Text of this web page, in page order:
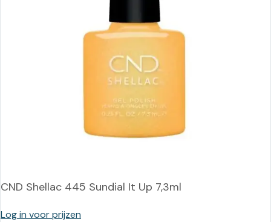
CND Shellac 445 Sundial It Up 7,3ml
Log in voor prijzen